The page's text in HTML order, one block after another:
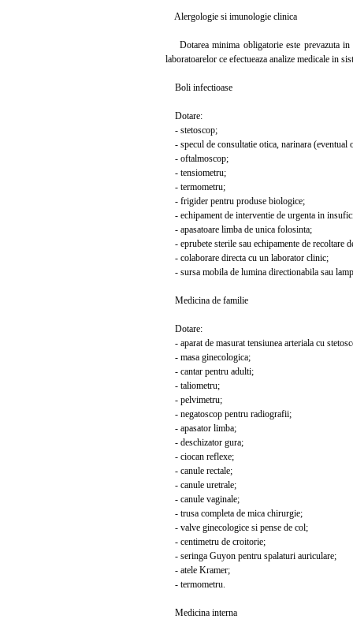
Alergologie si imunologie clinica
Dotarea minima obligatorie este prevazuta in
laboratoarelor ce efectueaza analize medicale in
Boli infectioase
Dotare:
- stetoscop;
- specul de consultatie otica, narinara (eventual
- oftalmoscop;
- tensiometru;
- termometru;
- frigider pentru produse biologice;
- echipament de interventie de urgenta in
- apasatoare limba de unica folosinta;
- eprubete sterile sau echipamente de recoltare
- colaborare directa cu un laborator clinic;
- sursa mobila de lumina directionabila sau
Medicina de familie
Dotare:
- aparat de masurat tensiunea arteriala cu
- masa ginecologica;
- cantar pentru adulti;
- taliometru;
- pelvimetru;
- negatoscop pentru radiografii;
- apasator limba;
- deschizator gura;
- ciocan reflexe;
- canule rectale;
- canule uretrale;
- canule vaginale;
- trusa completa de mica chirurgie;
- valve ginecologice si pense de col;
- centimetru de croitorie;
- seringa Guyon pentru spalaturi auriculare;
- atele Kramer;
- termometru.
Medicina interna